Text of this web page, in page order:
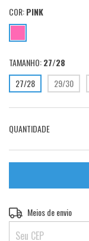
COR:PINK
TAMANHO:27/28
27/28
29/30
QUANTIDADE
Entregas para o CEP:
Meios de envio